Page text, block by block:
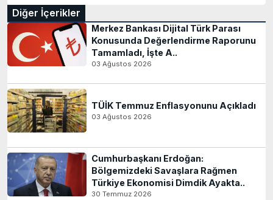
Diğer İçerikler
Merkez Bankası Dijital Türk Parası
Konusunda Değerlendirme Raporunu
Tamamladı, İşte A..
03 Ağustos 2026
TÜİK Temmuz Enflasyonunu Açıkladı
03 Ağustos 2026
Cumhurbaşkanı Erdoğan:
Bölgemizdeki Savaşlara Rağmen
Türkiye Ekonomisi Dimdik Ayakta..
30 Temmuz 2026